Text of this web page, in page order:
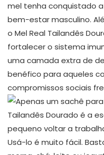
mel tenha conquistado
bem-estar masculino.
o Mel Real Tailandês
fortalecer o sistema
uma camada extra de
benéfico para aqueles
compromissos sociais
Usá-lo é muito fácil.